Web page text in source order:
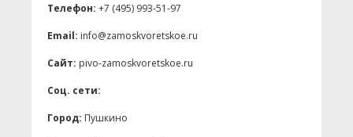
Телефон: +7 (495) 993-51-97
Email: info@zamoskvoretskoe.ru
Сайт: pivo-zamoskvoretskoe.ru
Соц. сети:
Город: Пушкино